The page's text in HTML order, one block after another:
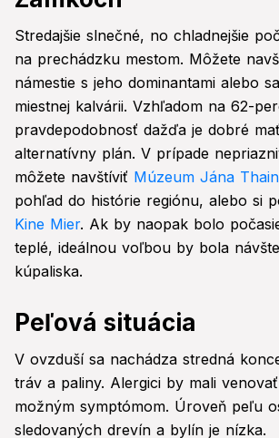
Stredajšie slnečné, no chladnejšie
na prechádzku mestom. Môžete
námestie s jeho dominantami alebo
miestnej kalvárii. Vzhľadom na 62-
pravdepodobnosť dažďa je dobré
alternatívny plán. V prípade
môžete navštíviť Múzeum Jána
pohľad do histórie regiónu, alebo si
Kine Mier. Ak by naopak bolo
teplé, ideálnou voľbou by bola
kúpaliska.
Peľová situácia
V ovzduší sa nachádza stredná
tráv a paliny. Alergici by mali
možným symptómom. Úroveň peľu
sledovaných drevín a bylín je nízka.